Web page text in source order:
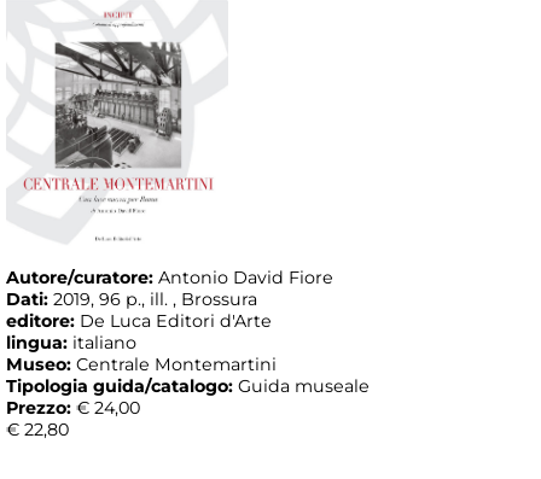
Autore/curatore: Antonio David Fiore
Dati: 2019, 96 p., ill. , Brossura
editore: De Luca Editori d'Arte
lingua: italiano
Museo: Centrale Montemartini
Tipologia guida/catalogo: Guida museale
Prezzo: € 24,00
€ 22,80